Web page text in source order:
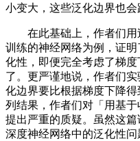
小变大，这些泛化边界也会
在此基础上，作者们用
训练的神经网络为例，证
化性，即便完全考虑了梯
了。更严谨地说，作者们
化边界要比根据梯度下降
列结果，作者们对「用基
提出严重的质疑。虽然这篇
深度神经网络中的泛化性